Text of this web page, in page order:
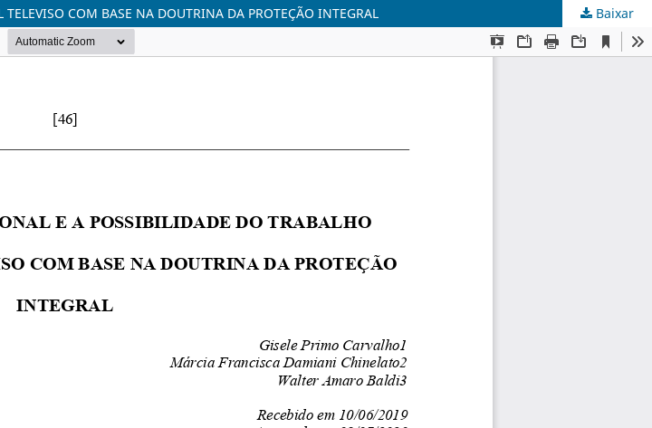
COM BASE NA DOUTRINA DA PROTEÇÃO INTEGRAL Baixar